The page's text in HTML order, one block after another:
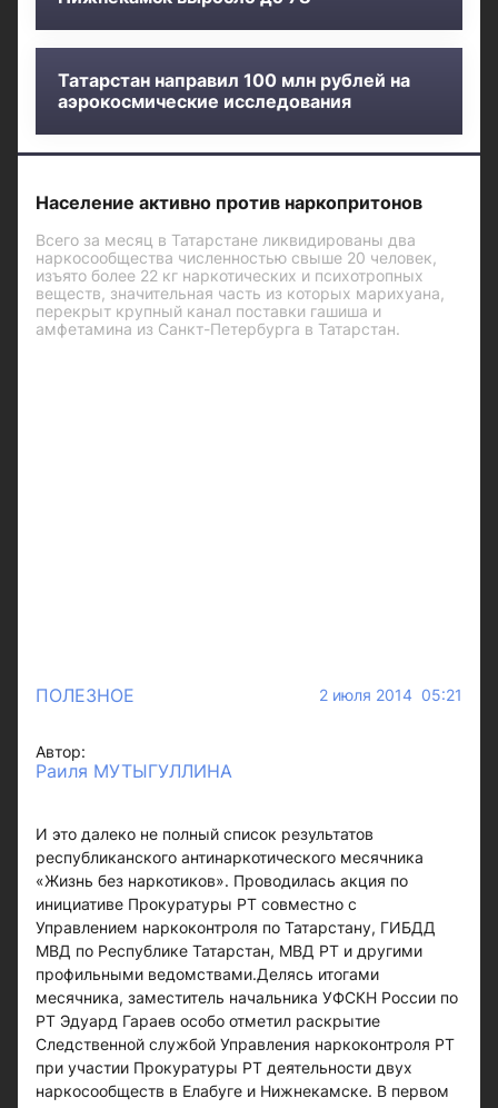
Татарстан направил 100 млн рублей на
аэрокосмические исследования
Население активно против наркопритонов
Всего за месяц в Татарстане ликвидированы два
наркосообщества численностью свыше 20 человек,
изъято более 22 кг наркотических и психотропных
веществ, значительная часть из которых марихуана,
перекрыт крупный канал поставки гашиша и
амфетамина из Санкт-Петербурга в Татарстан.
ПОЛЕЗНОЕ 2 июля 2014 05:21
Автор:
Раиля МУТЫГУЛЛИНА
И это далеко не полный список результатов
республиканского антинаркотического месячника
«Жизнь без наркотиков». Проводилась акция по
инициативе Прокуратуры РТ совместно с
Управлением наркоконтроля по Татарстану, ГИБДД
МВД по Республике Татарстан, МВД РТ и другими
профильными ведомствами.Делясь итогами
месячника, заместитель начальника УФСКН России по
РТ Эдуард Гараев особо отметил раскрытие
Следственной службой Управления наркоконтроля РТ
при участии Прокуратуры РТ деятельности двух
наркосообществ в Елабуге и Нижнекамске. В первом